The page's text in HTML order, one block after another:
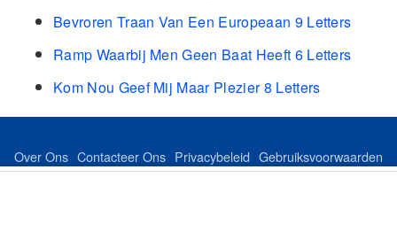
Bevroren Traan Van Een Europeaan 9 Letters
Ramp Waarbij Men Geen Baat Heeft 6 Letters
Kom Nou Geef Mij Maar Plezier 8 Letters
Over Ons Contacteer Ons Privacybeleid Gebruiksvoorwaarden